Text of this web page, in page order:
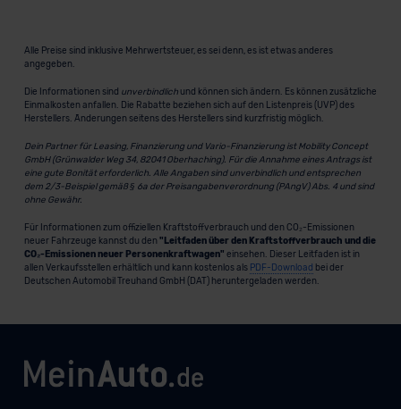
Alle Preise sind inklusive Mehrwertsteuer, es sei denn, es ist etwas anderes
angegeben.
Die Informationen sind unverbindlichund können sich ändern. Es können zusätzliche
Einmalkosten anfallen. Die Rabatte beziehen sich auf den Listenpreis (UVP) des
Herstellers. Änderungen seitens des Herstellers sind kurzfristig möglich.
Dein Partner für Leasing, Finanzierung und Vario-Finanzierung ist Mobility Concept
GmbH (Grünwalder Weg 34, 82041 Oberhaching). Für die Annahme eines Antrags ist
eine gute Bonität erforderlich. Alle Angaben sind unverbindlich und entsprechen
dem 2/3-Beispiel gemäß § 6a der Preisangabenverordnung (PAngV) Abs. 4 und sind
ohne Gewähr.
Für Informationen zum offiziellen Kraftstoffverbrauch und den CO₂-Emissionen
neuer Fahrzeuge kannst du den "Leitfaden über den Kraftstoffverbrauch und die
CO₂-Emissionen neuer Personenkraftwagen" einsehen. Dieser Leitfaden ist in
allen Verkaufsstellen erhältlich und kann kostenlos als PDF-Download bei der
Deutschen Automobil Treuhand GmbH (DAT) heruntergeladen werden.